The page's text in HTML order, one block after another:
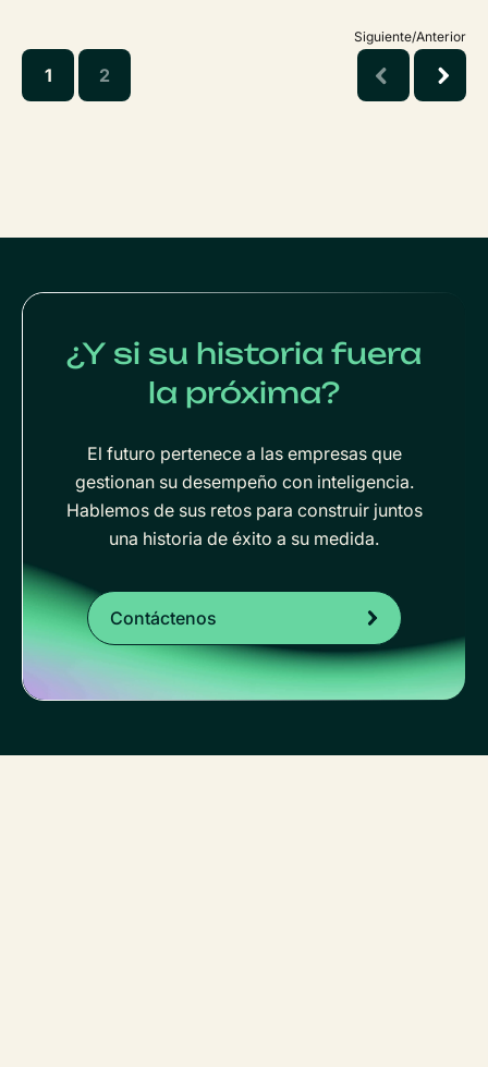
Siguiente/Anterior
1 2
¿Y si su historia fuera
la próxima?
El futuro pertenece a las empresas que
gestionan su desempeño con inteligencia.
Hablemos de sus retos para construir juntos
una historia de éxito a su medida.
Contáctenos